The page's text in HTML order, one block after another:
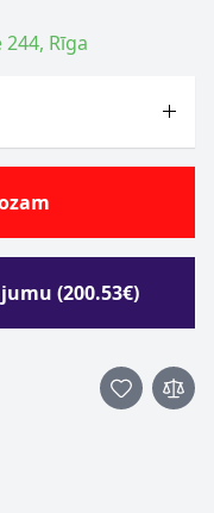
Rīga
(200.53€)